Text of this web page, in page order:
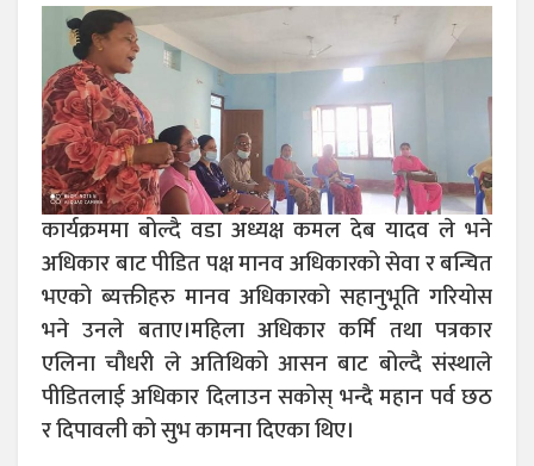
कार्यक्रममा बोल्दै वडा अध्यक्ष कमल देब यादव ले भने
अधिकार बाट पीडित पक्ष मानव अधिकारको सेवा र बन्चित
भएको ब्यक्तीहरु मानव अधिकारको सहानुभूति गरियोस
भने उनले बताए।महिला अधिकार कर्मि तथा पत्रकार
एलिना चौधरी ले अतिथिको आसन बाट बोल्दै संस्थाले
पीडितलाई अधिकार दिलाउन सकोस् भन्दै महान पर्व छठ
र दिपावली को सुभ कामना दिएका थिए।